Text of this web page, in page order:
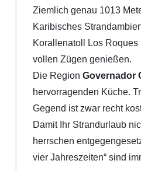
Ziemlich genau 1013
Karibisches
Korallenatoll Los
vollen Zügen genießen.
Die Region Governador
hervorragenden Küche.
Gegend ist zwar recht
Damit Ihr Strandurlaub
herrschen
vier Jahreszeiten“ sind